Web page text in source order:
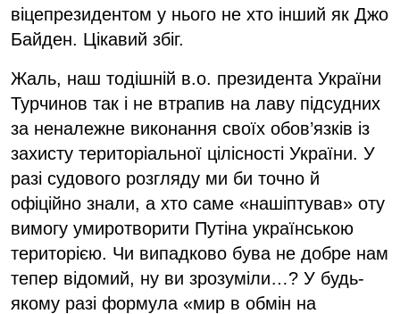
віцепрезидентом у нього не хто інший як Джо
Байден. Цікавий збіг.
Жаль, наш тодішній в.о. президента України
Турчинов так і не втрапив на лаву підсудних
за неналежне виконання своїх обов’язків із
захисту територіальної цілісності України. У
разі судового розгляду ми би точно й
офіційно знали, а хто саме «нашіптував» оту
вимогу умиротворити Путіна українською
територією. Чи випадково бува не добре нам
тепер відомий, ну ви зрозуміли…? У будь-
якому разі формула «мир в обмін на